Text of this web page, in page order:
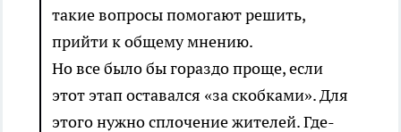
такие вопросы помогают решить,
прийти к общему мнению.
Но все было бы гораздо проще, если
этот этап оставался «за скобками». Для
этого нужно сплочение жителей. Где-